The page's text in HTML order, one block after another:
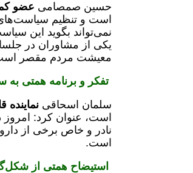
حسین صمصامی عضو
است و تنظیم
نمی‌تواند بگوید این
یکی از مشاوران در
معیشت مردم مقصر
تفکر و برنامه همتی
سلمان اسحاقی نماینده
است، عنوان کرد: امروز
نادر و خاص برخی از
است.
استیضاح همتی از